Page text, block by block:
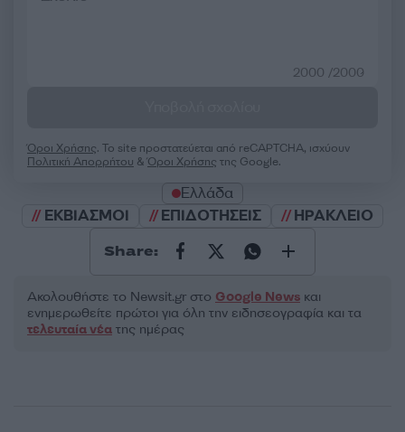
2000 /2000
Όροι Χρήσης. Το site προστατεύεται από reCAPTCHA, ισχύουν
Πολιτική Απορρήτου &Όροι Χρήσης της Google.
Ελλάδα
ΕΚΒΙΑΣΜΟΙ
ΕΠΙΔΟΤΗΣΕΙΣ ΗΡΑΚΛΕΙΟ
Share:
Ακολουθήστε το Νewsit.gr στο Google News και
ενημερωθείτε πρώτοι για όλη την ειδησεογραφία και τα
τελευταία νέα της ημέρας